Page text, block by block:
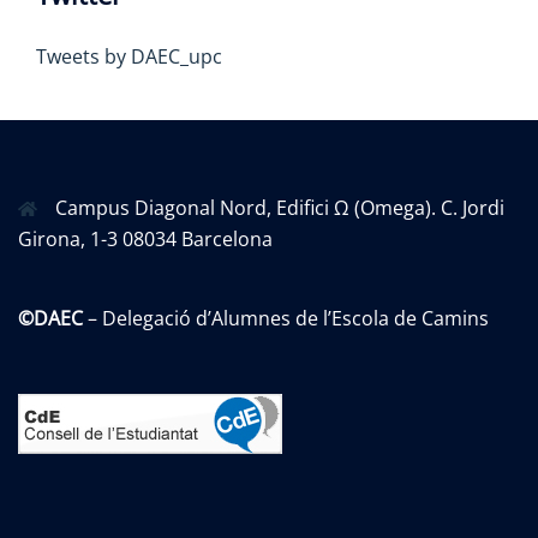
Tweets by DAEC_upc
Campus Diagonal Nord, Edifici Ω (Omega). C. Jordi
Girona, 1-3 08034 Barcelona
©DAEC– Delegació d’Alumnes de l’Escola de Camins